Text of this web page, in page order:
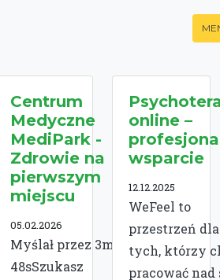
Centrum
Medyczne
MediPark -
Zdrowie na
pierwszym
miejscu
05.02.2026
Myślał przez 3m
48sSzukasz
online –
wsparcie
12.12.2025
WeFeel to
przestrzeń dla
tych, którzy
pracować nad